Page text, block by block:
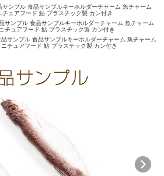
サンプル 食品サンプルキーホルダーチャーム 魚チャーム
チュアフード 鮎 プラスチック製 カン付き
サンプル 食品サンプルキーホルダーチャーム 魚チャーム
チュアフード 鮎 プラスチック製 カン付き
品サンプル 食品サンプルキーホルダーチャーム 魚チャーム
ニチュアフード 鮎 プラスチック製 カン付き